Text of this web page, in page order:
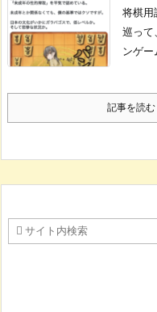
将棋用
巡って
ンゲ
記事を読む